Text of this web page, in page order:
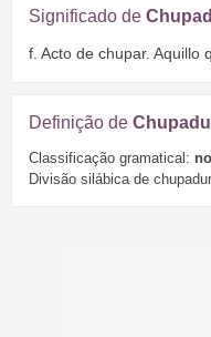
Significado de
f. Acto de chupar. Aquillo
Definição de
Classificação gramatical:
Divisão silábica de